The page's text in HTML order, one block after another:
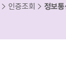
인증조회 > 정보